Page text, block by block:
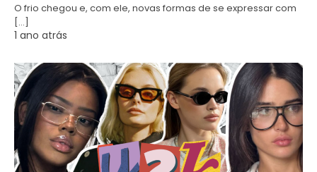
O frio chegou e, com ele, novas formas de se expressar com
[…]
1 ano atrás